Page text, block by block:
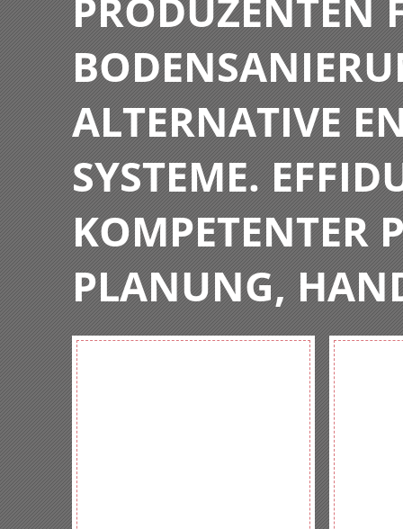
PRODUZENTEN
ALTERNATIVE
SYSTEME.
KOMPETENTER
PLANUNG,